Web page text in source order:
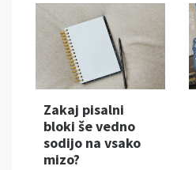
Zakaj pisalni
bloki še vedno
sodijo na vsako
mizo?